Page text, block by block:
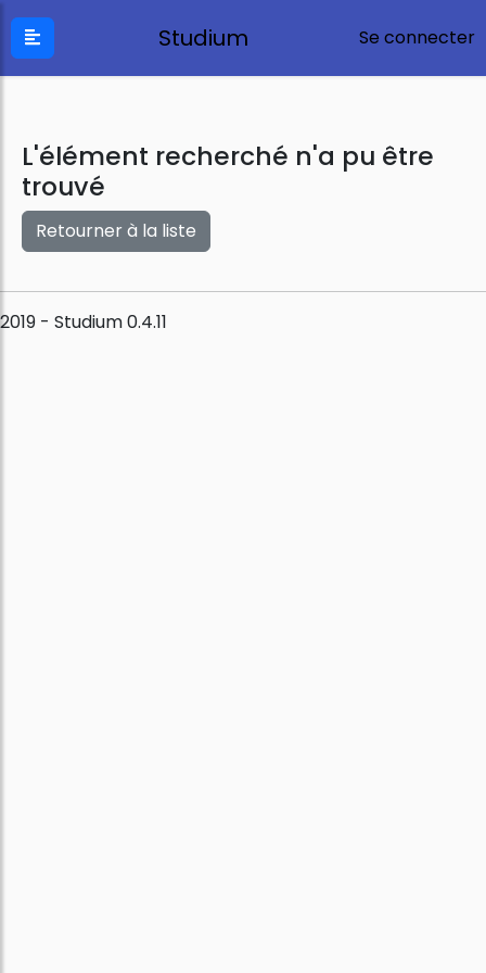
Studium Se connecter
L'élément recherché n'a pu être
trouvé
Retourner à la liste
2019 - Studium 0.4.11